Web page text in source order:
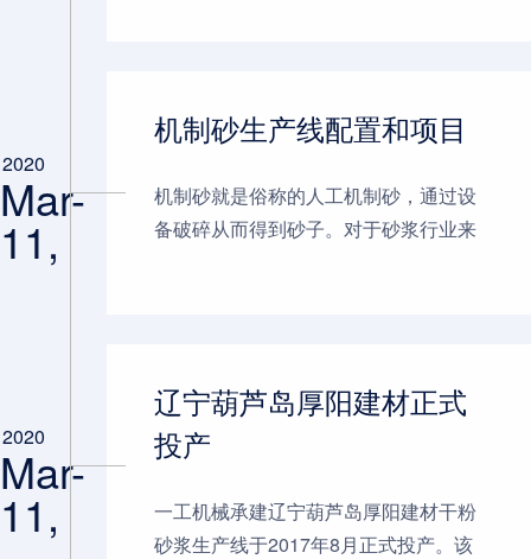
2020
Mar-
11,
机制砂生产线配置和项目
机制砂就是俗称的人工机制砂，通过设
备破碎从而得到砂子。对于砂浆行业来
2020
Mar-
11,
辽宁葫芦岛厚阳建材正式
投产
一工机械承建辽宁葫芦岛厚阳建材干粉
砂浆生产线于2017年8月正式投产。该